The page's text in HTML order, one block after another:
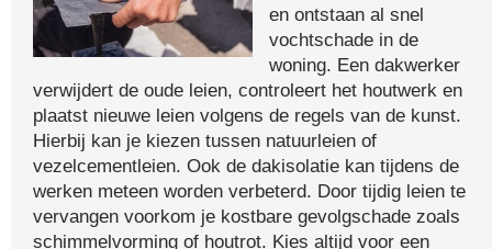
en ontstaan al snel
vochtschade in de
woning. Een dakwerker
verwijdert de oude leien, controleert het houtwerk en
plaatst nieuwe leien volgens de regels van de kunst.
Hierbij kan je kiezen tussen natuurleien of
vezelcementleien. Ook de dakisolatie kan tijdens de
werken meteen worden verbeterd. Door tijdig leien te
vervangen voorkom je kostbare gevolgschade zoals
schimmelvorming of houtrot. Kies altijd voor een